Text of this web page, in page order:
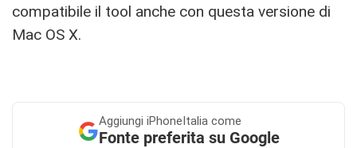
compatibile il tool anche con questa versione di
Mac OS X.
Aggiungi iPhoneItalia come
Fonte preferita su Google